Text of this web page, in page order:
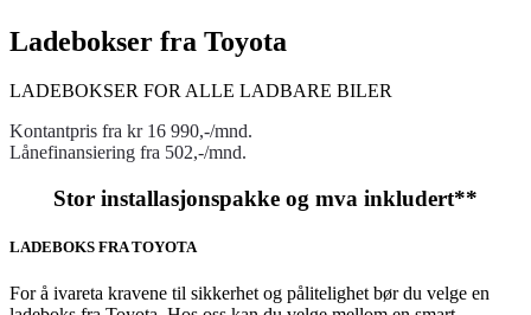
Ladebokser fra Toyota
LADEBOKSER FOR ALLE LADBARE BILER
Kontantpris fra kr 16 990,-/mnd.
Lånefinansiering fra 502,-/mnd.
Stor installasjonspakke og mva inkludert**
LADEBOKS FRA TOYOTA
For å ivareta kravene til sikkerhet og pålitelighet bør du velge en